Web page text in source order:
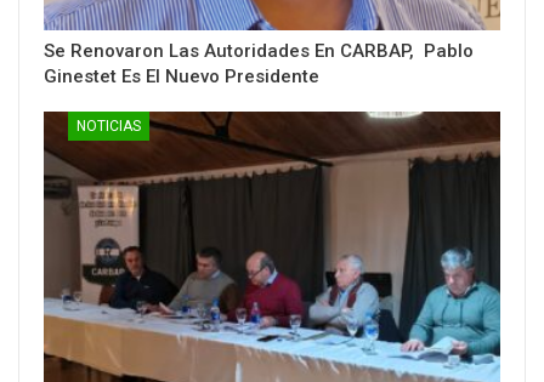
Se Renovaron Las Autoridades En CARBAP, Pablo
Ginestet Es El Nuevo Presidente
NOTICIAS